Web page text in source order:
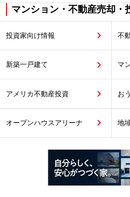
マンション・不動産売却・
投資家向け情報 不
新築一戸建て マ
アメリカ不動産投資 お
オープンハウスアリーナ 地